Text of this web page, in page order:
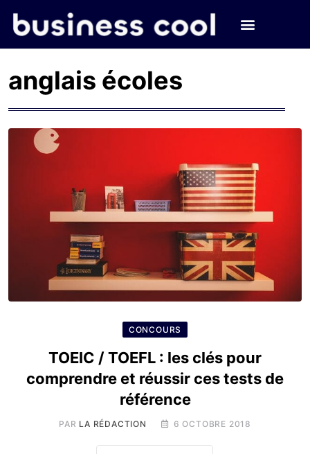
anglais écoles
CONCOURS
TOEIC / TOEFL : les clés pour
comprendre et réussir ces tests de
référence
PAR LA RÉDACTION 6 OCTOBRE 2018